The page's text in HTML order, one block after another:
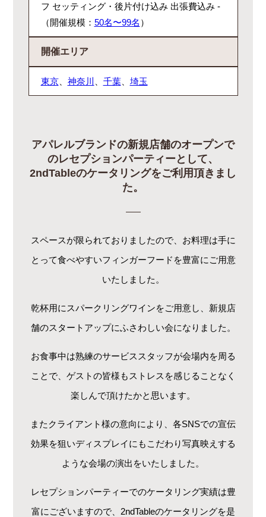
フ セッティング・後片付け込み 出張費込み -
（開催規模： 50名〜99名 ）
開催エリア
東京、 神奈川 千葉、 埼玉
アパレルブランドの新規店舗のオープンで
のレセプションパーティーとして、
2ndTableのケータリングをご利用頂きまし
た。
スペースが限られておりましたので、お料理は手に
とって食べやすいフィンガーフードを豊富にご用意
いたしました。
乾杯用にスパークリングワインをご用意し、新規店
舗のスタートアップにふさわしい会になりました。
お食事中は熟練のサービススタッフが会場内を周る
ことで、ゲストの皆様もストレスを感じることなく
楽しんで頂けたかと思います。
またクライアント様の意向により、各SNSでの宣伝
効果を狙いディスプレイにもこだわり写真映えする
ような会場の演出をいたしました。
レセプションパーティーでのケータリング実績は豊
富にございますので、2ndTableのケータリングを是